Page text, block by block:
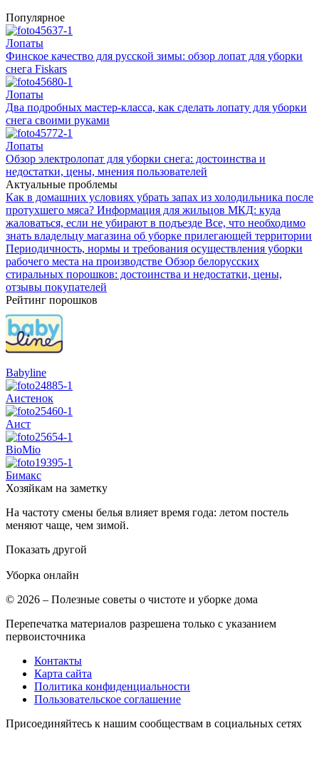
Популярное
Лопаты
Финское качество для русской зимы: обзор лопат для уборки
снега Fiskars
Лопаты
Два подробных мастер-класса, как сделать лопату для уборки
снега своими руками
Лопаты
Обзор электролопат для уборки снега: достоинства и
недостатки, цены, мнения пользователей
Актуальные проблемы
Как в домашних условиях убрать запах из холодильника после
протухшего мяса? Информация для жильцов МКД: куда
жаловаться, если не убирают в подъезде Все, что необходимо
знать владельцу магазина об уборке прилегающей территории
Периодичность, нормы и требования осуществления уборки
рабочего места на производстве Обзор белорусских
стиральных порошков: достоинства и недостатки, цены,
отзывы покупателей
Рейтинг порошков
Babyline
Аистенок
Аист
BioMio
Бимакс
Хозяйкам на заметку
На частоту смены белья влияет время года: летом постель
меняют чаще, чем зимой.
Показать другой
Уборка онлайн
© 2026 – Полезные советы о чистоте и уборке дома
Перепечатка материалов разрешена только с указанием
первоисточника
Контакты
Карта сайта
Политика конфиденциальности
Пользовательское соглашение
Присоединяйтесь к нашим сообществам в социальных сетях